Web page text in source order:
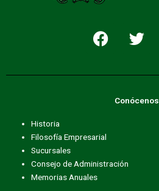
F
a
e
k
T
w
t
e
Conócenos
Historia
Filosofía Empresarial
Sucursales
Consejo de Administración
Memorias Anuales